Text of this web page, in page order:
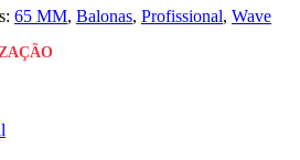
65 MM, Balonas, Profissional, Wave